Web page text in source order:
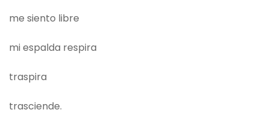
me siento libre
mi espalda respira
traspira
trasciende.